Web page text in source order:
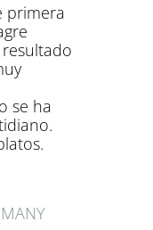
primera
se ha